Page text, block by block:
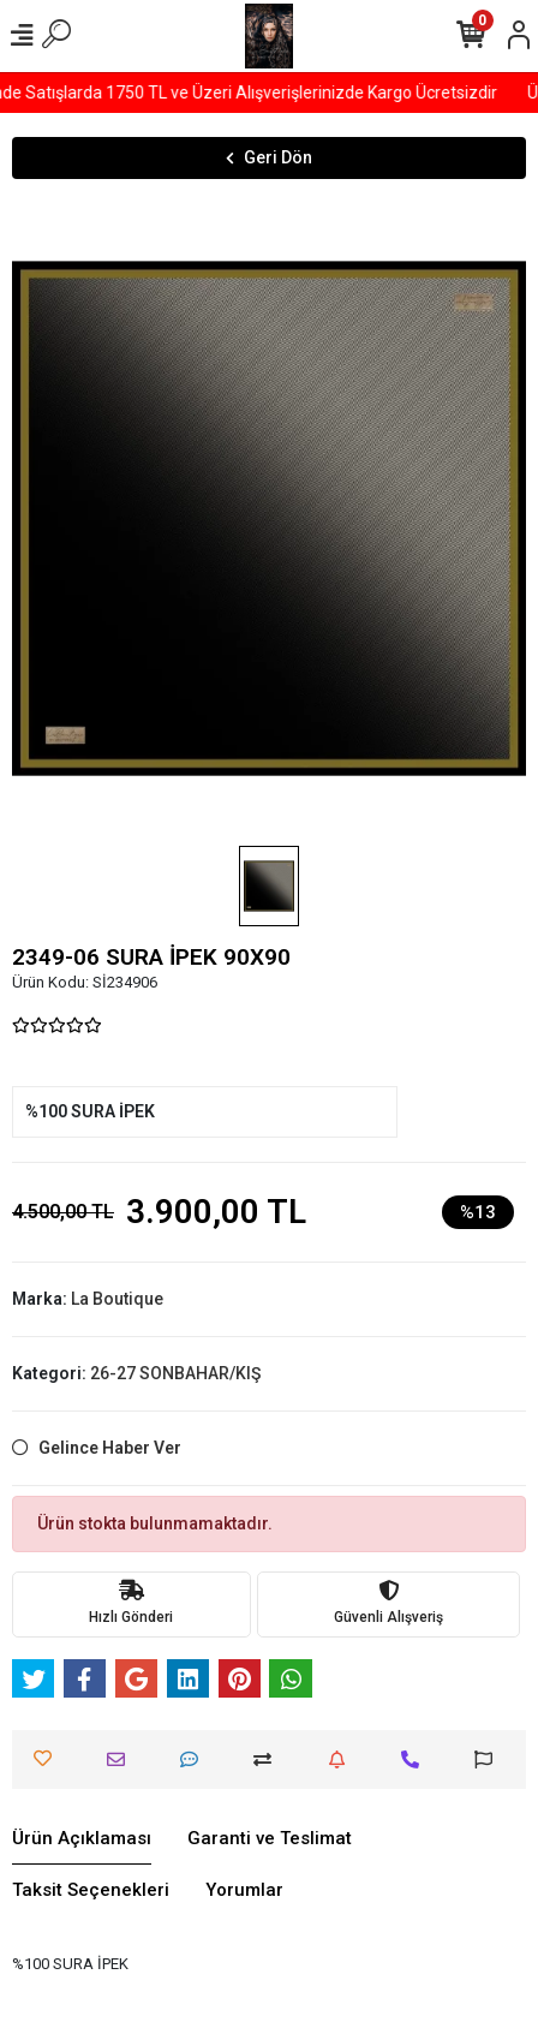
Satışlarda 1750 TL ve Üzeri Alışverişlerinizde Kargo Ücretsizdir
0
Geri Dön
2349-06 SURA İPEK 90X90
Ürün Kodu: Sİ234906
%100 SURA İPEK
4.500,00 TL 3.900,00 TL %13
Marka: La Boutique
Kategori: 26-27 SONBAHAR/KIŞ
Gelince Haber Ver
Ürün stokta bulunmamaktadır.
Hızlı Gönderi Güvenli Alışveriş
Ürün Açıklaması Garanti ve Teslimat
Taksit Seçenekleri Yorumlar
%100 SURA İPEK